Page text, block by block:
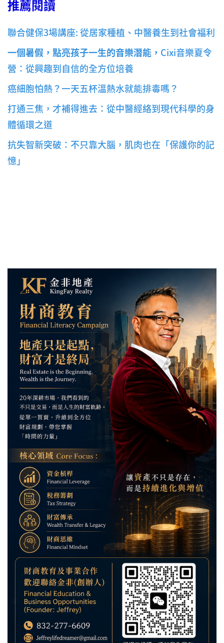
推薦閱讀
聯合健保3場講座: 從居家種植、中醫養生到社會福利
一個暑假，點亮孩子一生的音樂潛能， Cixi音樂夏令
營：從興趣到自信的全方位培養
癌細胞怕熱？一天五杯溫熱水就能排毒嗎？
打通三焦，才補得進去：從中醫經絡到現代科學的身
體循環之道
抗失智新突破：不只靠大腦，肌肉也在「保護你的記
憶」